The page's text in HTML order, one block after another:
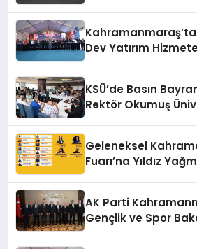
Kahramanmaraş’ta
Dev Yatırım
KSÜ’de Basın
Rektör Okumuş
Geleneksel
Fuarı’na Yıldız
AK Parti
Gençlik ve Spor